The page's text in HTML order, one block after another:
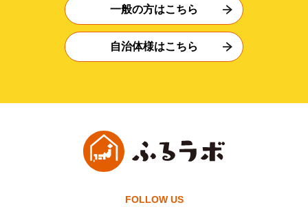
一般の方はこちら
自治体様はこちら
FOLLOW US